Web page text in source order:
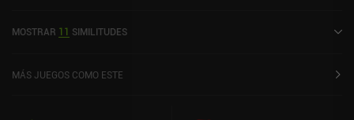
iOS.
MOSTRAR 11 SIMILITUDES
MÁS JUEGOS COMO ESTE